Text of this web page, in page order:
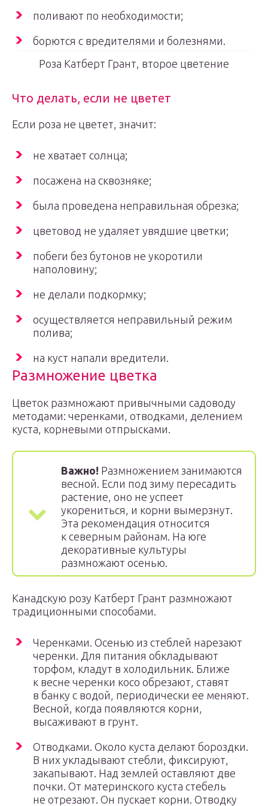
поливают по необходимости;
борются с вредителями и болезнями.
Роза Катберт Грант, второе цветение
Что делать, если не цветет
Если роза не цветет, значит:
не хватает солнца;
посажена на сквозняке;
была проведена неправильная обрезка;
цветовод не удаляет увядшие цветки;
побеги без бутонов не укоротили
наполовину;
не делали подкормку;
осуществляется неправильный режим
полива;
на куст напали вредители.
Размножение цветка
Цветок размножают привычными садоводу
методами: черенками, отводками, делением
куста, корневыми отпрысками.
Важно! Размножением занимаются
весной. Если под зиму пересадить
растение, оно не успеет
укорениться, и корни вымерзнут.
Эта рекомендация относится
к северным районам. На юге
декоративные культуры
размножают осенью.
Канадскую розу Катберт Грант размножают
традиционными способами.
Черенками. Осенью из стеблей нарезают
черенки. Для питания обкладывают
торфом, кладут в холодильник. Ближе
к весне черенки косо обрезают, ставят
в банку с водой, периодически ее меняют.
Весной, когда появляются корни,
высаживают в грунт.
Отводками. Около куста делают бороздки.
В них укладывают стебли, фиксируют,
закапывают. Над землей оставляют две
почки. От материнского куста стебель
не отрезают. Он пускает корни. Отводку